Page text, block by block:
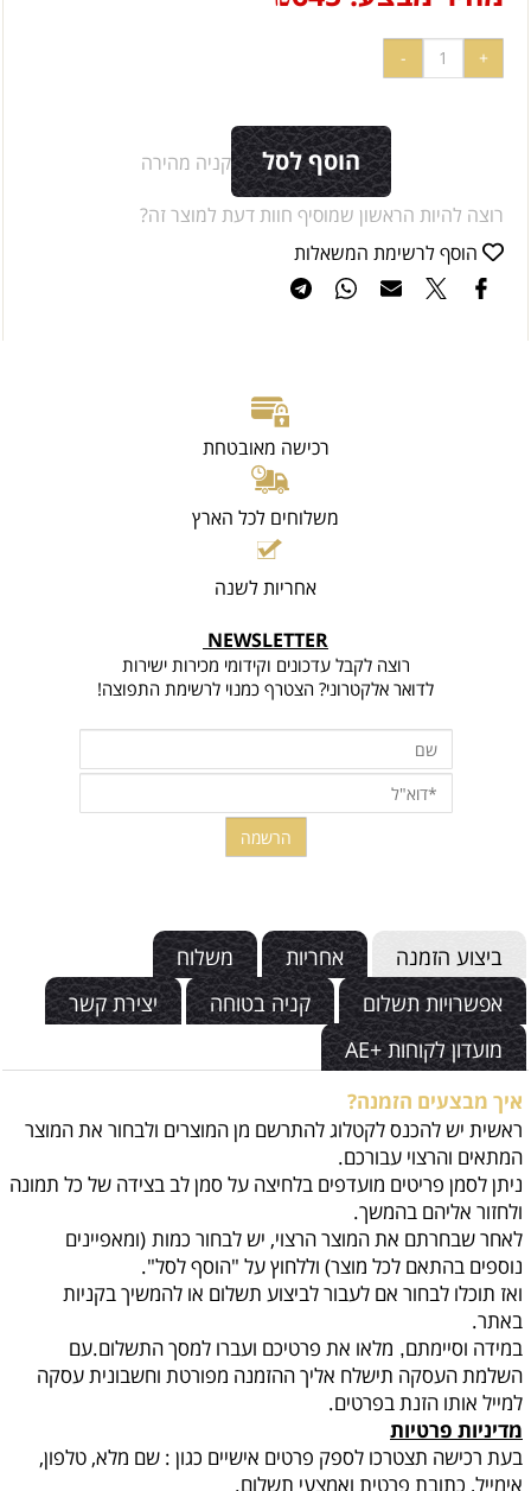
הוסף לסל
קניה מהירה
רוצה להיות הראשון שמוסיף חוות דעת למוצר זה?
הוסף לרשימת המשאלות
רכישה מאובטחת
משלוחים לכל הארץ
אחריות לשנה
NEWSLETTER
רוצה לקבל עדכונים וקידומי מכירות ישירות
לדואר אלקטרוני? הצטרף כמנוי לרשימת התפוצה!
ביצוע הזמנה אחריות
משלוח
אפשרויות תשלום
קניה בטוחה
יצירת קשר
מועדון לקוחות +AE
איך מבצעים הזמנה?
ראשית יש להכנס לקטלוג להתרשם מן המוצרים ולבחור את המוצר
המתאים והרצוי עבורכם.
ניתן לסמן פריטים מועדפים בלחיצה על סמן לב בצידה של כל תמונה
ולחזור אליהם בהמשך.
לאחר שבחרתם את המוצר הרצוי, יש לבחור כמות (ומאפיינים
נוספים בהתאם לכל מוצר) וללחוץ על "הוסף לסל".
ואז תוכלו לבחור אם לעבור לביצוע תשלום או להמשיך בקניות
באתר.
במידה וסיימתם, מלאו את פרטיכם ועברו למסך התשלום.עם
השלמת העסקה תישלח אליך ההזמנה מפורטת וחשבונית עסקה
למייל אותו הזנת בפרטים.
מדיניות פרטיות
בעת רכישה תצטרכו לספק פרטים אישיים כגון : שם מלא, טלפון,
אימייל, כתובת פרטית ואמצעי תשלום.